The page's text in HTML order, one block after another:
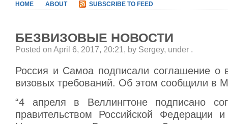
HOME ABOUT SUBSCRIBE TO FEED
БЕЗВИЗОВЫЕ НОВОСТИ
Posted on April 6, 2017, 20:21, by Sergey, under .
Россия и Самоа подписали соглашение о
визовых требований. Об этом сообщили в
“4 апреля в Веллингтоне подписано
правительством Российской Федерации и